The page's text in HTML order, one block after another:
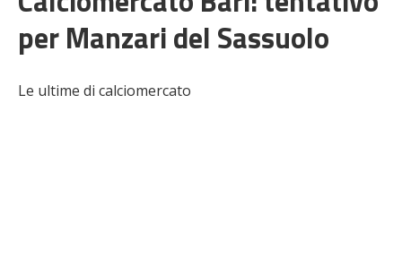
Video
per Manzari del Sassuolo
Le ultime di calciomercato